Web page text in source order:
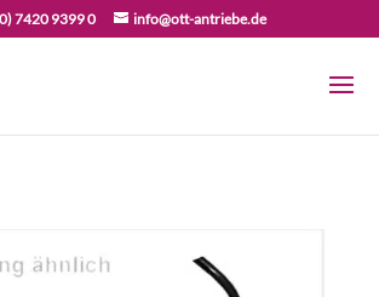
7420 9399 0 info@ott-antriebe.de